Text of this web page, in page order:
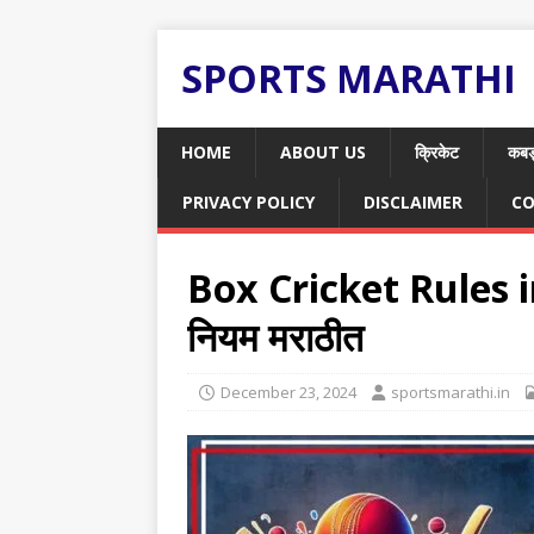
SPORTS MARATHI
HOME ABOUT US क्रिकेट
PRIVACY POLICY DISCLAIMER
Box Cricket Rules
नियम मराठीत
December 23, 2024 sportsmarathi.in